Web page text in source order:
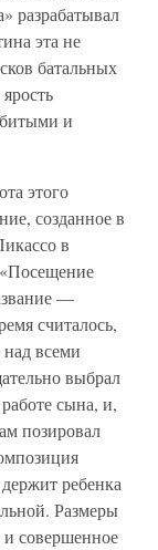
разрабатывал
эта не
батальных
и
этого
созданное в
в
—
считалось,
всеми
выбрал
сына, и,
позировал
ребенка
Размеры
и совершенное